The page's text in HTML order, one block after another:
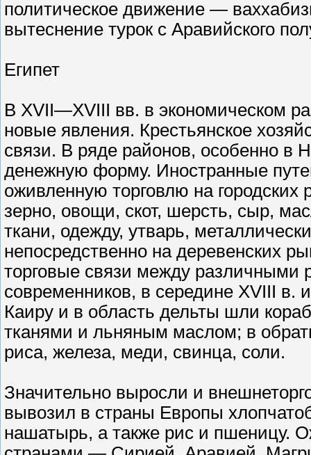
политическое движение —
вытеснение турок с Аравийского
Египет
В XVII—XVIII вв. в экономическом
новые явления. Крестьянское
связи. В ряде районов, особенно в
денежную форму. Иностранные
оживленную торговлю на городских
зерно, овощи, скот, шерсть, сыр,
ткани, одежду, утварь,
непосредственно на деревенских
торговые связи между различными
современников, в середине XVIII в.
Каиру и в область дельты шли
тканями и льняным маслом; в
риса, железа, меди, свинца, соли.
Значительно выросли и
вывозил в страны Европы
нашатырь, а также рис и пшеницу.